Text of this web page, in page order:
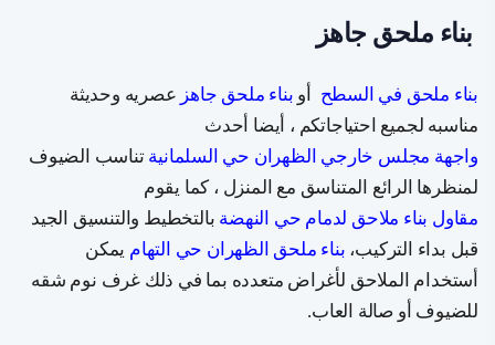
بناء ملحق جاهز
بناء ملحق في السطح أو بناء ملحق جاهز عصريه وحديثة
مناسبه لجميع احتياجاتكم ، أيضا أحدث
واجهة مجلس خارجي الظهران حي السلمانية تناسب الضيوف
لمنظرها الرائع المتناسق مع المنزل ، كما يقوم
مقاول بناء ملاحق لدمام حي النهضة بالتخطيط والتنسيق الجيد
قبل بداء التركيب، بناء ملحق الظهران حي التهام يمكن
أستخدام الملاحق لأغراض متعدده بما في ذلك غرف نوم شقه
للضيوف أو صالة العاب.